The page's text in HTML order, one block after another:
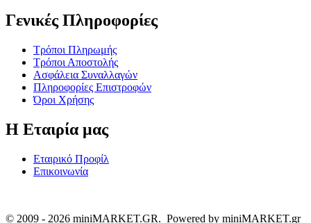
Γενικές Πληροφορίες
Τρόποι Πληρωμής
Τρόποι Αποστολής
Ασφάλεια Συναλλαγών
Πληροφορίες Επιστροφών
Όροι Χρήσης
Η Εταιρία μας
Εταιρικό Προφίλ
Επικοινωνία
© 2009 - 2026 miniMARKET.GR. Powered by miniMARKET.gr